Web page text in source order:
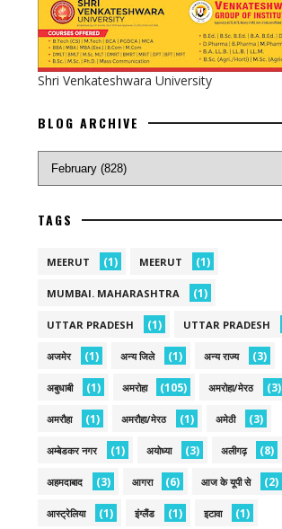
Shri Venkateshwara University
BLOG ARCHIVE
TAGS
MEERUT (1) MEERUT (1)
MUMBAI. MAHARASHTRA (1)
UTTAR PRADESH (1) UTTAR PRADESH
अजमेर (1) अन्य जिले (1) अन्य राज्य (3)
अबुधाबी (1) अमरोहा (105) अमरोहा/मेरठ (3)
अमरौहा (1) अमरौहा/मेरठ (1) अमेठी (3)
अम्बेडकर नगर (1) अयोध्या (3) अलीगढ़ (8)
अहमदाबाद (3) आगरा (6) आज के यूपी से (2)
आस्ट्रेलिया (1) इंग्लैंड (1) इटावा (1)